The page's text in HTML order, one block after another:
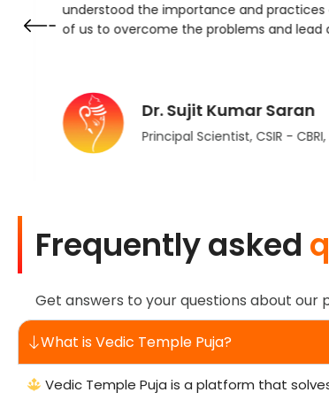
understood the importance and
of us to overcome the problems and lead
Dr. Sujit Kumar Saran
Principal Scientist, CSIR -
Frequently asked
Get answers to your questions about our
What is Vedic Temple Puja?
Vedic Temple Puja is a platform that